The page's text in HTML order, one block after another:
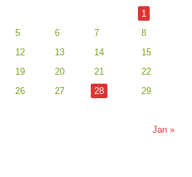
Jan »
1
5 6 7
8
12 13 14
15
19 20 21
22
26 27 28
29